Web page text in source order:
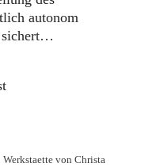
autonom
sichert…